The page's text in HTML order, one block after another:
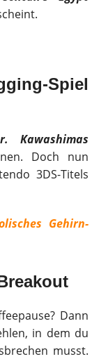
Spiel
Kawashimas
Doch nun
3DS-Titels
Gehirn-
Dann
in dem du
musst.